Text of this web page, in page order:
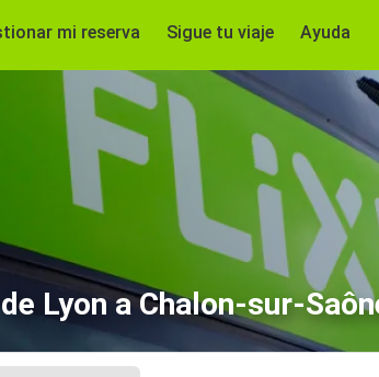
mi reserva Sigue tu viaje Ayuda
Lyon a Chalon-sur-